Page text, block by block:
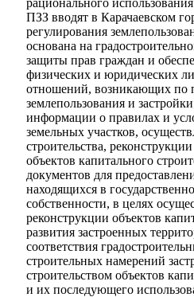
ПЗЗ вводят в Карачаевском
регулирования
основана на
защиты прав граждан и
физических и юридических
отношений, возникающих по
землепользования и
информации о правилах и
земельных участков,
строительства,
объектов капитального
документов для
находящихся в
собственности, в целях
реконструкции объектов
развития застроенных
соответствия
строительных намерений
строительством объектов
и их последующего